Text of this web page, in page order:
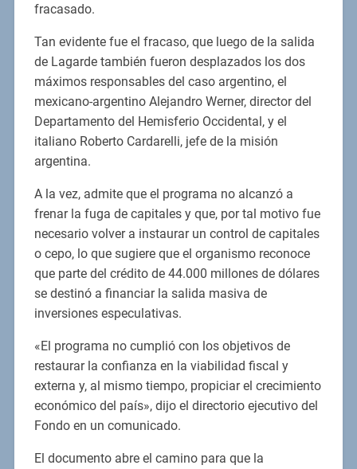
fracasado.
Tan evidente fue el fracaso, que luego de la salida
de Lagarde también fueron desplazados los dos
máximos responsables del caso argentino, el
mexicano-argentino Alejandro Werner, director del
Departamento del Hemisferio Occidental, y el
italiano Roberto Cardarelli, jefe de la misión
argentina.
A la vez, admite que el programa no alcanzó a
frenar la fuga de capitales y que, por tal motivo fue
necesario volver a instaurar un control de capitales
o cepo, lo que sugiere que el organismo reconoce
que parte del crédito de 44.000 millones de dólares
se destinó a financiar la salida masiva de
inversiones especulativas.
«El programa no cumplió con los objetivos de
restaurar la confianza en la viabilidad fiscal y
externa y, al mismo tiempo, propiciar el crecimiento
económico del país», dijo el directorio ejecutivo del
Fondo en un comunicado.
El documento abre el camino para que la